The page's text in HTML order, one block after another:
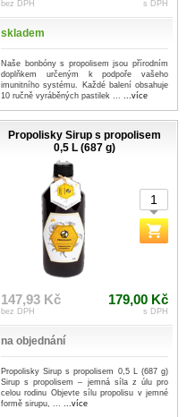
bez DPH s DPH
skladem
Naše bonbóny s propolisem jsou přírodním
doplňkem určeným k podpoře vašeho
imunitního systému. Každé balení obsahuje
10 ručně vyráběných pastilek ... ...více
Propolisky Sirup s propolisem
0,5 L (687 g)
147,93 Kč
bez DPH
179,00 Kč
s DPH
na objednání
Propolisky Sirup s propolisem 0,5 L (687 g)
Sirup s propolisem – jemná síla z úlu pro
celou rodinu Objevte sílu propolisu v jemné
formě sirupu, ... ...více